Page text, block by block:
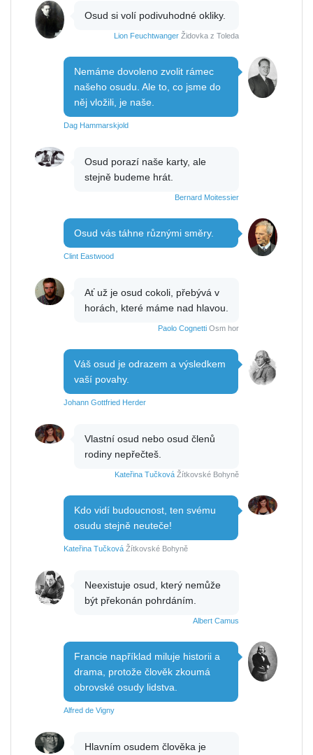
Osud si volí podivuhodné okliky.
Lion Feuchtwanger Židovka z Toleda
Nemáme dovoleno zvolit rámec
našeho osudu. Ale to, co jsme do
něj vložili, je naše.
Dag Hammarskjold
Osud porazí naše karty, ale
stejně budeme hrát.
Bernard Moitessier
Osud vás táhne různými směry.
Clint Eastwood
Ať už je osud cokoli, přebývá v
horách, které máme nad hlavou.
Paolo Cognetti Osm hor
Váš osud je odrazem a výsledkem
vaší povahy.
Johann Gottfried Herder
Vlastní osud nebo osud členů
rodiny nepřečteš.
Kateřina Tučková Žítkovské Bohyně
Kdo vidí budoucnost, ten svému
osudu stejně neuteče!
Kateřina Tučková Žítkovské Bohyně
Neexistuje osud, který nemůže
být překonán pohrdáním.
Albert Camus
Francie například miluje historii a
drama, protože člověk zkoumá
obrovské osudy lidstva.
Alfred de Vigny
Hlavním osudem člověka je